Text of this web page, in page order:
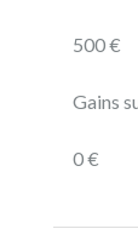
500 €
Gains
0 €